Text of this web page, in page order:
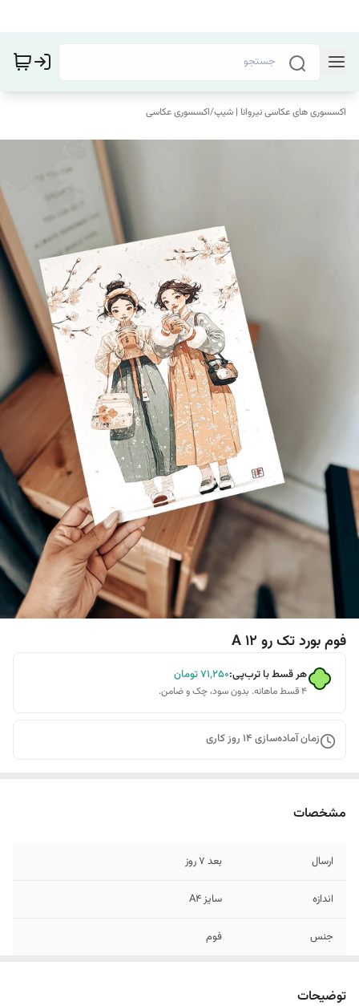
اکسسوری های عکاسی نیروانا | شیپ/اکسسوری عکاسی
فوم بورد تک رو A 12
هر قسط با ترب‌پی:۷۱٬۲۵۰تومان
۴ قسط ماهانه. بدون سود، چک و ضامن.
زمان آماده‌سازی 14 روز کاری
مشخصات
ارسال بعد 7 روز
اندازه سایز A4
جنس فوم
توضیحات